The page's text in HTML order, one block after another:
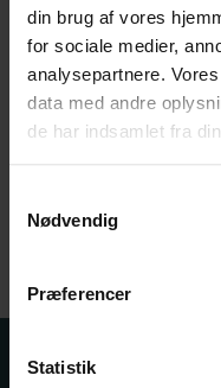
din brug af vores
for sociale medier,
analysepartnere.
data med andre
de har indsamlet fra
Nødvendig
Præferencer
Statistik
blok@youmail.dk
22 44 41 92
forlaget røde sø
Morten Blok
Vedhæftet fil
Kontakt os